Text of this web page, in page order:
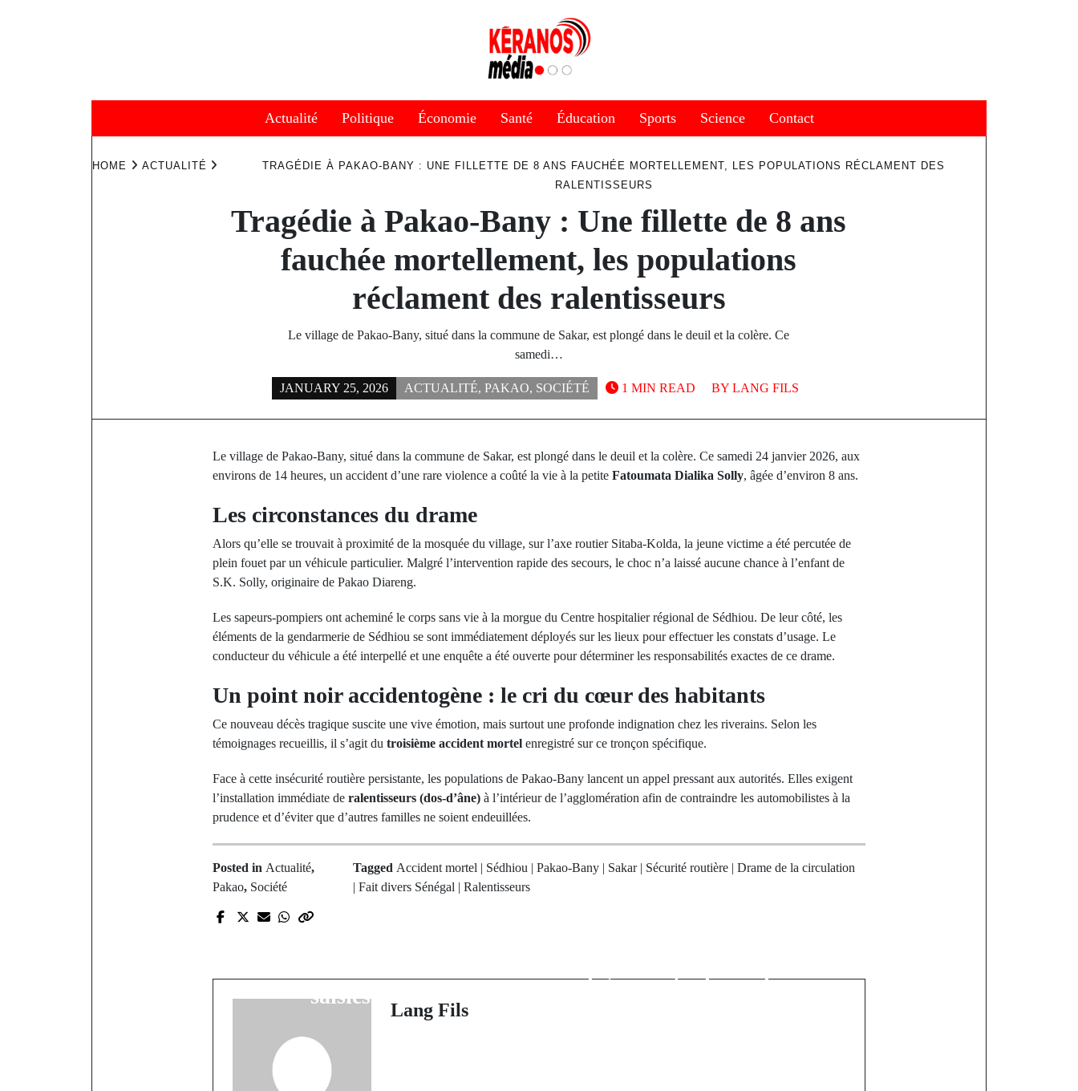
Actualité Politique Économie Santé Éducation Sports Science Contact
HOME ACTUALITÉ
TRAGÉDIE À PAKAO-BANY : UNE FILLETTE DE 8 ANS FAUCHÉE MORTELLEMENT, LES POPULATIONS RÉCLAMENT DES
RALENTISSEURS
Tragédie à Pakao-Bany : Une fillette de 8 ans
fauchée mortellement, les populations
réclament des ralentisseurs
Le village de Pakao-Bany, situé dans la commune de Sakar, est plongé dans le deuil et la colère. Ce
samedi…
JANUARY 25, 2026 ACTUALITÉ, PAKAO, SOCIÉTÉ BY LANG FILS
1 MIN READ
Le village de Pakao-Bany, situé dans la commune de Sakar, est plongé dans le deuil et la colère. Ce samedi 24 janvier 2026, aux
environs de 14 heures, un accident d’une rare violence a coûté la vie à la petite Fatoumata Dialika Solly, âgée d’environ 8 ans.
Les circonstances du drame
Alors qu’elle se trouvait à proximité de la mosquée du village, sur l’axe routier Sitaba-Kolda, la jeune victime a été percutée de
plein fouet par un véhicule particulier. Malgré l’intervention rapide des secours, le choc n’a laissé aucune chance à l’enfant de
S.K. Solly, originaire de Pakao Diareng.
Les sapeurs-pompiers ont acheminé le corps sans vie à la morgue du Centre hospitalier régional de Sédhiou. De leur côté, les
éléments de la gendarmerie de Sédhiou se sont immédiatement déployés sur les lieux pour effectuer les constats d’usage. Le
conducteur du véhicule a été interpellé et une enquête a été ouverte pour déterminer les responsabilités exactes de ce drame.
Un point noir accidentogène : le cri du cœur des habitants
Ce nouveau décès tragique suscite une vive émotion, mais surtout une profonde indignation chez les riverains. Selon les
témoignages recueillis, il s’agit du troisième accident mortel enregistré sur ce tronçon spécifique.
Face à cette insécurité routière persistante, les populations de Pakao-Bany lancent un appel pressant aux autorités. Elles exigent
l’installation immédiate de ralentisseurs (dos-d’âne) à l’intérieur de l’agglomération afin de contraindre les automobilistes à la
prudence et d’éviter que d’autres familles ne soient endeuillées.
Posted in Actualité,
Pakao, Société
Tagged Accident mortel | Sédhiou | Pakao-Bany | Sakar | Sécurité routière | Drame de la circulation
| Fait divers Sénégal | Ralentisseurs
saisies record
ligne contre les violences
Lang Fils